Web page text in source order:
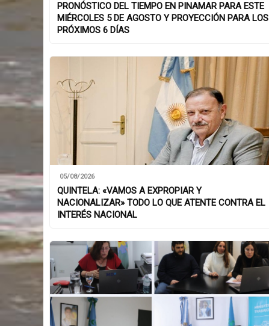
PRONÓSTICO DEL TIEMPO EN PINAMAR PARA ESTE
MIÉRCOLES 5 DE AGOSTO Y PROYECCIÓN PARA LOS
PRÓXIMOS 6 DÍAS
05/08/2026
QUINTELA: «VAMOS A EXPROPIAR Y
NACIONALIZAR» TODO LO QUE ATENTE CONTRA EL
INTERÉS NACIONAL